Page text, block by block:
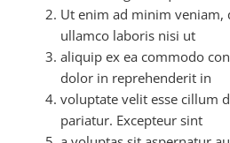
Ut enim ad minim veniam,
ullamco laboris nisi ut
aliquip ex ea commodo
dolor in reprehenderit in
voluptate velit esse cillum
pariatur. Excepteur sint